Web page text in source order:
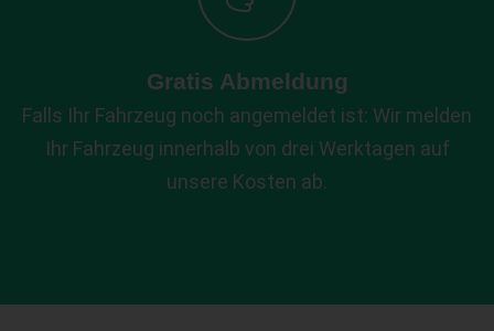
Gratis Abmeldung
Falls Ihr Fahrzeug noch angemeldet ist: Wir melden
Ihr Fahrzeug innerhalb von drei Werktagen auf
unsere Kosten ab.